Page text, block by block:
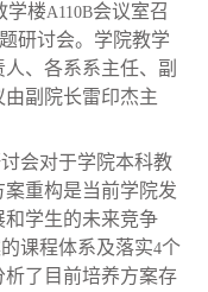
学楼A110B会议室召
研讨会。学院教学
、各系系主任、副
副院长雷印杰主
会对于学院本科教
重构是当前学院发
学生的未来竞争
课程体系及落实4个
了目前培养方案存